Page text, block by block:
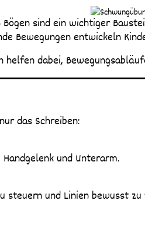
Bewegungen entwickeln
helfen dabei,
das Schreiben:
und Unterarm.
steuern und Linien bewusst